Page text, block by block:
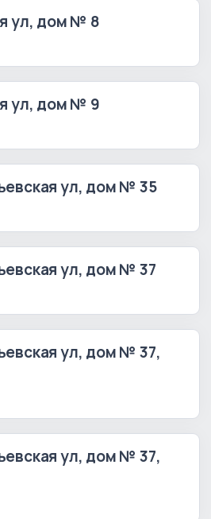
ул, дом № 8
ул, дом № 9
ул, дом № 35
ул, дом № 37
ул, дом № 37,
ул, дом № 37,